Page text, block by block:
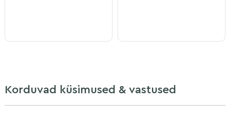
Korduvad küsimused & vastused